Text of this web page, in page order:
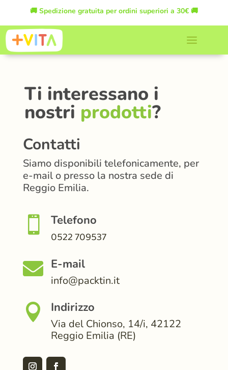
🚚 Spedizione gratuita per ordini superiori a 30€ 🚚
Ti interessano i
nostri prodotti?
Contatti
Siamo disponibili telefonicamente, per
e-mail o presso la nostra sede di
Reggio Emilia.
 Telefono
0522 709537
 E-mail
info@packtin.it
 Indirizzo
Via del Chionso, 14/i, 42122
Reggio Emilia (RE)